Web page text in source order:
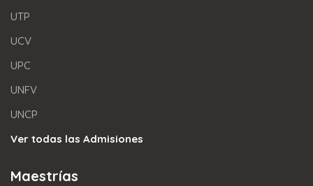
UTP
UCV
UPC
UNFV
UNCP
Ver todas las Admisiones
Maestrías